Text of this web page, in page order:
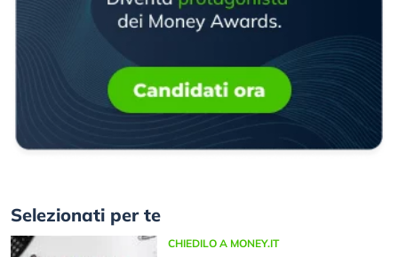
Selezionati per te
CHIEDILO A MONEY.IT